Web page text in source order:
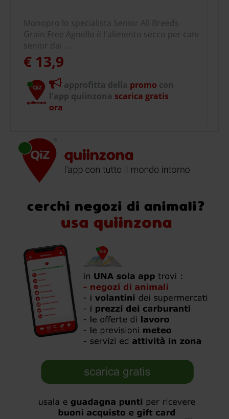
Monopro lo specialista Senior All Breeds
Grain Free Agnello è l'alimento secco per cani
senior dai ...
€ 13,9
approfitta della promo con
l'app quiinzona scarica gratis
ora